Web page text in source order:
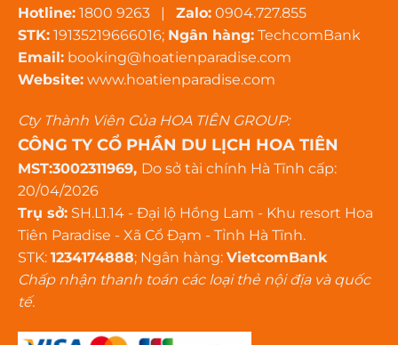
Hotline: 1800 9263 | Zalo: 0904.727.855
STK: 19135219666016; Ngân hàng: TechcomBank
Email: booking@hoatienparadise.com
Website: www.hoatienparadise.com
Cty Thành Viên Của HOA TIÊN GROUP:
CÔNG TY CỔ PHẦN DU LỊCH HOA TIÊN
MST:3002311969, Do sở tài chính Hà Tĩnh cấp:
20/04/2026
Trụ sở: SH.L1.14 - Đại lộ Hồng Lam - Khu resort Hoa
Tiên Paradise - Xã Cổ Đạm - Tỉnh Hà Tĩnh.
STK: 1234174888; Ngân hàng: VietcomBank
Chấp nhận thanh toán các loại thẻ nội địa và quốc
tế.